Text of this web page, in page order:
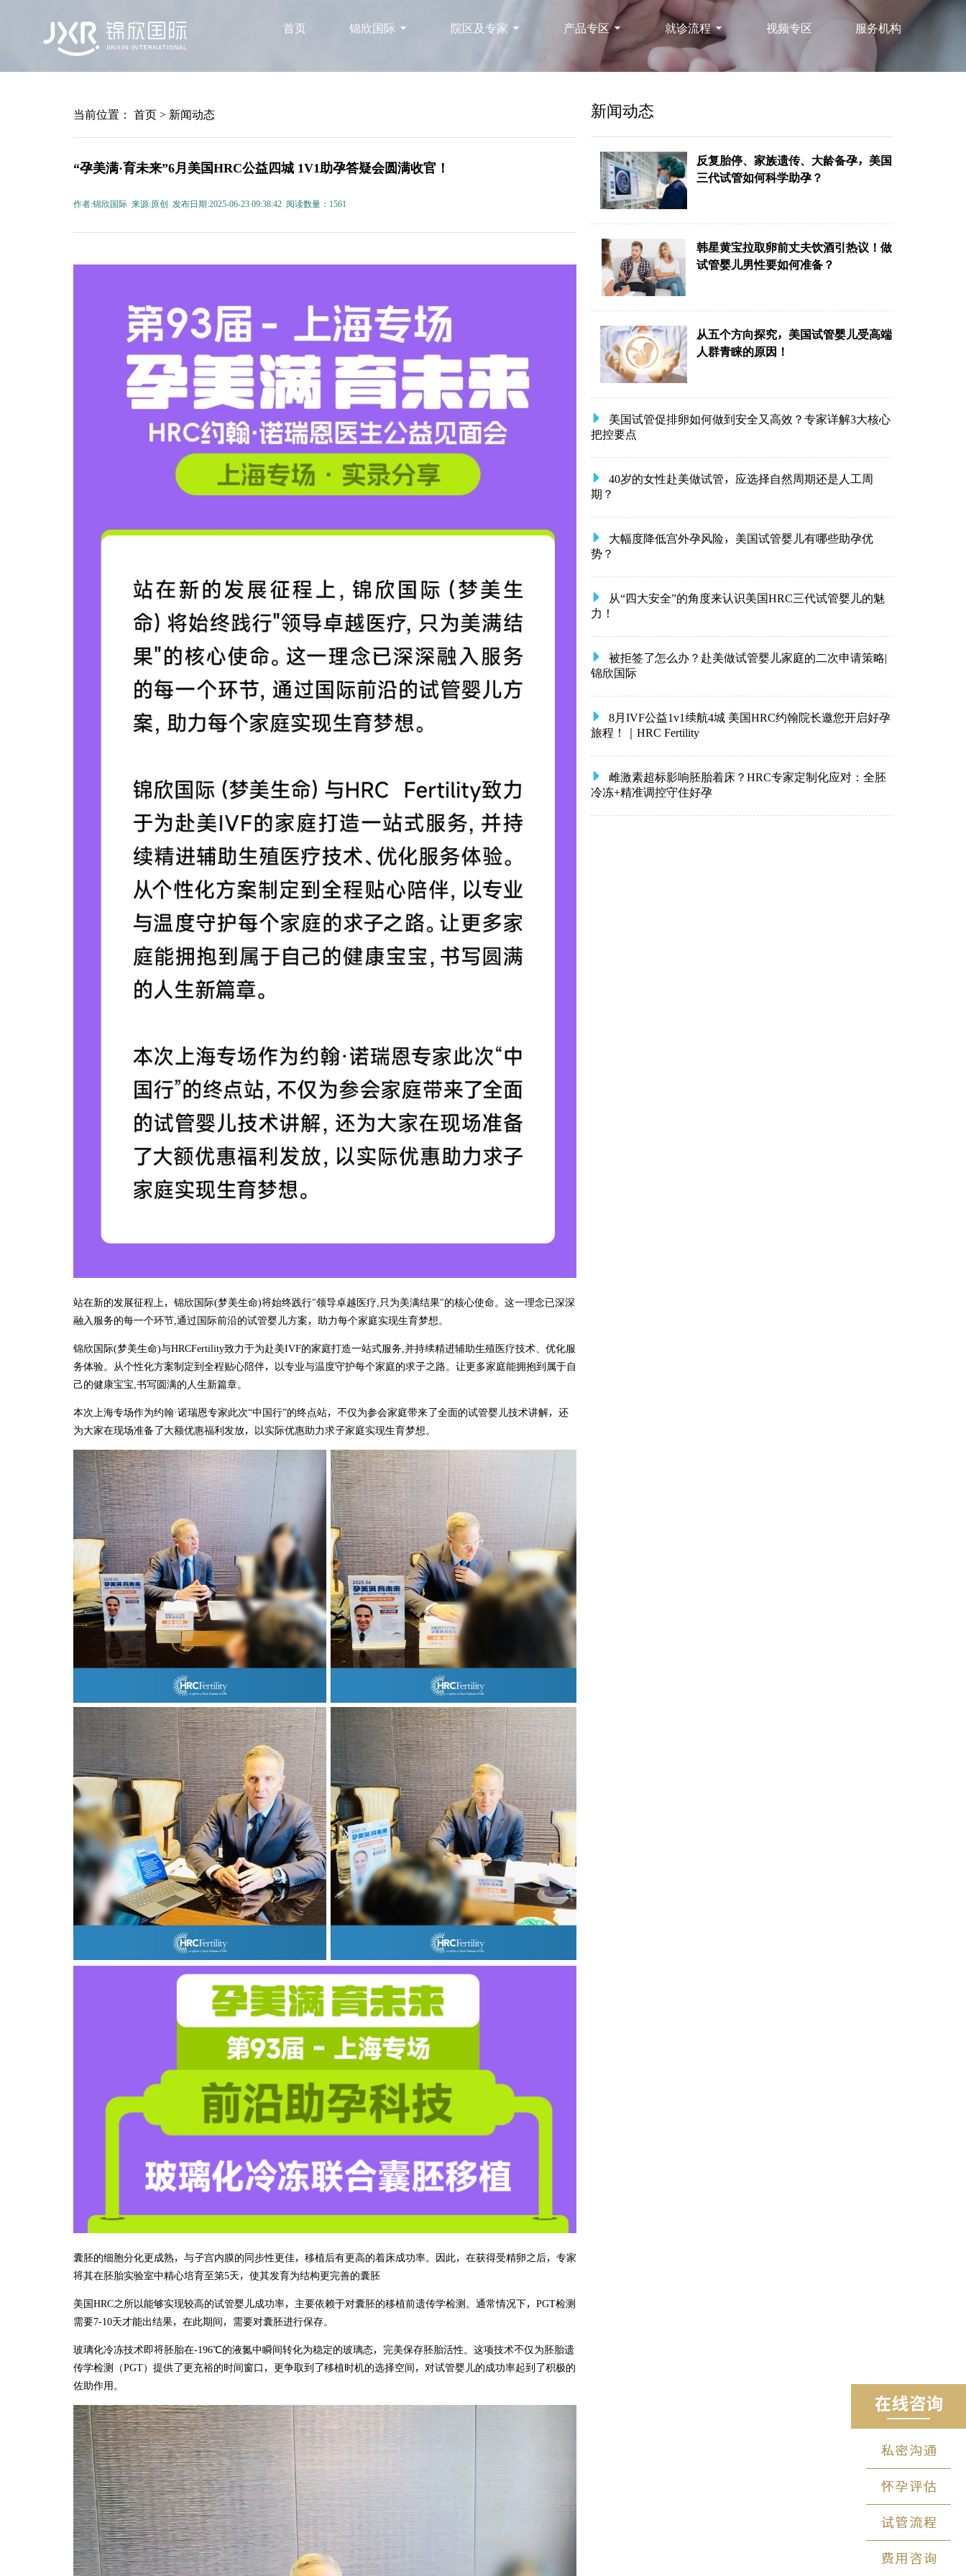
首页 锦欣国际 院区及专家 产品专区 就诊流程 视频专区 服务机构
当前位置： 首页 > 新闻动态
“孕美满·育未来”6月美国HRC公益四城 1V1助孕答疑会圆满收官！
作者:锦欣国际 来源:原创 发布日期:2025-06-23 09:38:42 阅读数量：1561
站在新的发展征程上，锦欣国际(梦美生命)将始终践行"领导卓越医疗,只为美满结果"的核心使命。这一理念已深深
融入服务的每一个环节,通过国际前沿的试管婴儿方案，助力每个家庭实现生育梦想。
锦欣国际(梦美生命)与HRCFertility致力于为赴美IVF的家庭打造一站式服务,并持续精进辅助生殖医疗技术、优化服
务体验。从个性化方案制定到全程贴心陪伴，以专业与温度守护每个家庭的求子之路。让更多家庭能拥抱到属于自
己的健康宝宝,书写圆满的人生新篇章。
本次上海专场作为约翰·诺瑞恩专家此次“中国行”的终点站，不仅为参会家庭带来了全面的试管婴儿技术讲解，还
为大家在现场准备了大额优惠福利发放，以实际优惠助力求子家庭实现生育梦想。
囊胚的细胞分化更成熟，与子宫内膜的同步性更佳，移植后有更高的着床成功率。因此，在获得受精卵之后，专家
将其在胚胎实验室中精心培育至第5天，使其发育为结构更完善的囊胚
美国HRC之所以能够实现较高的试管婴儿成功率，主要依赖于对囊胚的移植前遗传学检测。通常情况下，PGT检测
需要7-10天才能出结果，在此期间，需要对囊胚进行保存。
玻璃化冷冻技术即将胚胎在-196℃的液氮中瞬间转化为稳定的玻璃态，完美保存胚胎活性。这项技术不仅为胚胎遗
传学检测（PGT）提供了更充裕的时间窗口，更争取到了移植时机的选择空间，对试管婴儿的成功率起到了积极的
佐助作用。
新闻动态
反复胎停、家族遗传、大龄备孕，美国
三代试管如何科学助孕？
韩星黄宝拉取卵前丈夫饮酒引热议！做
试管婴儿男性要如何准备？
从五个方向探究，美国试管婴儿受高端
人群青睐的原因！
美国试管促排卵如何做到安全又高效？专家详解3大核心
把控要点
40岁的女性赴美做试管，应选择自然周期还是人工周
期？
大幅度降低宫外孕风险，美国试管婴儿有哪些助孕优
势？
从“四大安全”的角度来认识美国HRC三代试管婴儿的魅
力！
被拒签了怎么办？赴美做试管婴儿家庭的二次申请策略|
锦欣国际
8月IVF公益1v1续航4城 美国HRC约翰院长邀您开启好孕
旅程！｜HRC Fertility
雌激素超标影响胚胎着床？HRC专家定制化应对：全胚
冷冻+精准调控守住好孕